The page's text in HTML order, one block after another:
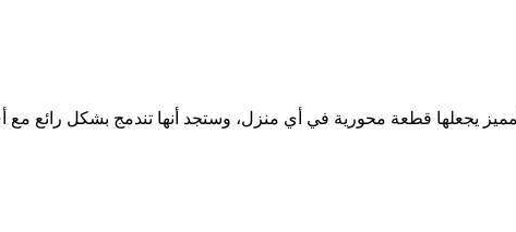
يجعلها قطعة محورية في أي منزل، وستجد أنها تندمج بشكل رائع مع